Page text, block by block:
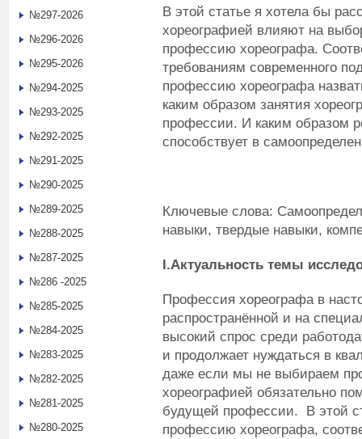
В этой статье я хотела бы
хореографией влияют на
профессию хореографа.
требованиям современного
профессию хореографа
каким образом занятия
профессии. И каким образом
способствует в
Ключевые слова:
навыки, твердые навыки,
I.Актуальность темы
Профессия хореографа в
распространённой и на
высокий спрос среди
и продолжает нуждаться в
даже если мы не выбираем
хореографией обязательно
будущей профессии. В этой
профессию хореографа,
№297-2026
№296-2026
№295-2026
№294-2025
№293-2025
№292-2025
№291-2025
№290-2025
№289-2025
№288-2025
№287-2025
№286 -2025
№285-2025
№284-2025
№283-2025
№282-2025
№281-2025
№280-2025